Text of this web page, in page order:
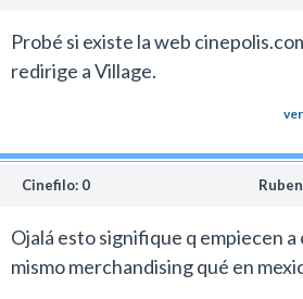
Probé si existe la web
redirige a Village.
Cinefilo: 0
Ojalá esto signifique q empiecen a
mismo merchandising qué en